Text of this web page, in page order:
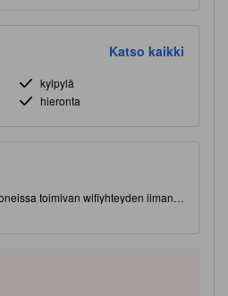
Katso kaikki
kylpylä
hieronta
toimivan wifiyhteyden ilman
ja kiinnostavista